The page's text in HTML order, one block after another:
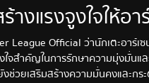
างแรงจูงใจให้อา
League Official ว่านักเตะอาร์
จสำคัญในการรักษาความมุ่งมั่นแ
ช่วยเสริมสร้างความมั่นคงและก